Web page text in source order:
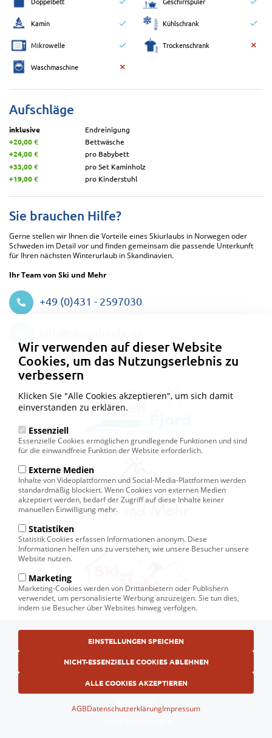
Kamin Kühlschrank
Mikrowelle Trockenschrank
Waschmaschine
Aufschläge
inklusive
Endreinigung
+20,00 €
Bettwäsche
+24,00 €
pro Babybett
+33,00 €
pro Set Kaminholz
+19,00 €
pro Kinderstuhl
Sie brauchen Hilfe?
Gerne stellen wir Ihnen die Vorteile eines Skiurlaubs in Norwegen oder
Schweden im Detail vor und finden gemeinsam die passende Unterkunft
für Ihren nächsten Winterurlaub in Skandinavien.
Ihr Team von Ski und Mehr
+49 (0)431 - 2597030
Fußbereichsmenü© Ski und Mehr, Ihr Reiseveranstalter in Kiel
AGB
Datenschutzerklärung
Wir verwenden auf dieser Website
Cookies, um das Nutzungserlebnis zu
verbessern
Klicken Sie "Alle Cookies akzeptieren", um sich damit
einverstanden zu erklären.
Essenziell
Essenzielle Cookies ermöglichen grundlegende Funktionen und sind
für die einwandfreie Funktion der Website erforderlich.
Externe Medien
Inhalte von Videoplattformen und Social-Media-Plattformen werden
standardmäßig blockiert. Wenn Cookies von externen Medien
akzeptiert werden, bedarf der Zugriff auf diese Inhalte keiner
manuellen Einwilligung mehr.
Statistiken
Statistik Cookies erfassen Informationen anonym. Diese
Informationen helfen uns zu verstehen, wie unsere Besucher unsere
Website nutzen.
Marketing
Marketing-Cookies werden von Drittanbietern oder Publishern
verwendet, um personalisierte Werbung anzuzeigen. Sie tun dies,
indem sie Besucher über Websites hinweg verfolgen.
EINSTELLUNGEN SPEICHEN
NICHT-ESSENZIELLE COOKIES ABLEHNEN
ALLE COOKIES AKZEPTIEREN
AGBDatenschutzerklärungImpressum